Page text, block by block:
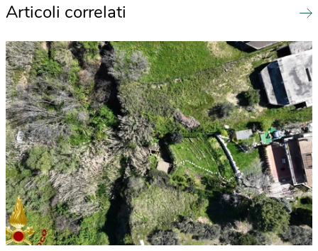
Articoli correlati